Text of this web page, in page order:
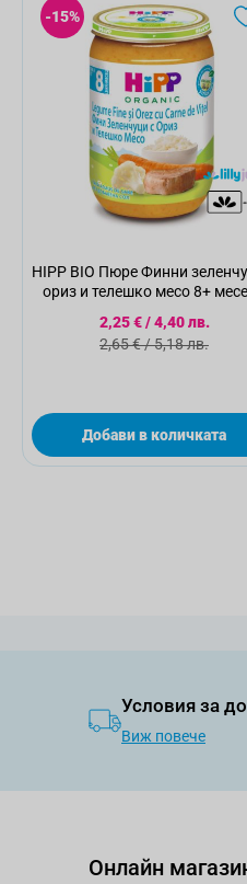
-15%
HIPP BIO Пюре Финни
ориз и телешко месо 8+
Специална цена
2,25 €/4,40 лв.
Стандартна цена
2,65 €/5,18 лв.
Добави в количката
Условия за
Виж повече
Онлайн